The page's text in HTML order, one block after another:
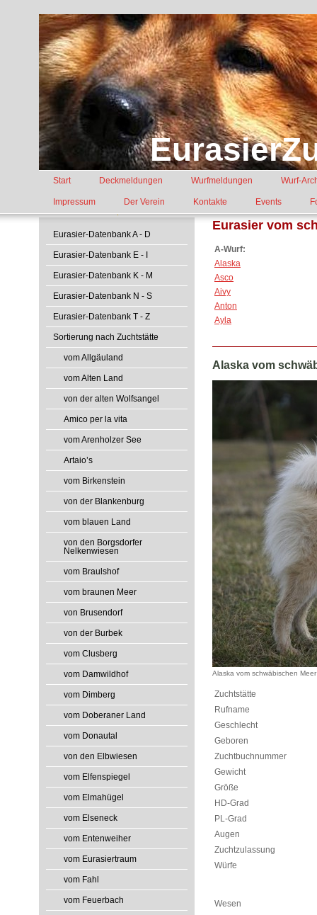
Start Deckmeldungen Wurfmeldungen Wurf-
Impressum Der Verein Kontakte Events
Eurasier-Datenbank A - D
Eurasier-Datenbank E - I
Eurasier-Datenbank K - M
Eurasier-Datenbank N - S
Eurasier-Datenbank T - Z
Sortierung nach Zuchtstätte
vom Allgäuland
vom Alten Land
von der alten Wolfsangel
Amico per la vita
vom Arenholzer See
Artaio’s
vom Birkenstein
von der Blankenburg
vom blauen Land
von den Borgsdorfer
Nelkenwiesen
vom Braulshof
vom braunen Meer
von Brusendorf
von der Burbek
vom Clusberg
vom Damwildhof
vom Dimberg
vom Doberaner Land
vom Donautal
von den Elbwiesen
vom Elfenspiegel
vom Elmahügel
vom Elseneck
vom Entenweiher
vom Eurasiertraum
vom Fahl
vom Feuerbach
Eurasier vom
A-Wurf:
Alaska
Asco
Aivy
Anton
Ayla
Alaska vom
Alaska vom schwäbischen Meer
Zuchtstätte
Rufname
Geschlecht
Geboren
Zuchtbuchnummer
Gewicht
Größe
HD-Grad
PL-Grad
Augen
Zuchtzulassung
Würfe
Wesen